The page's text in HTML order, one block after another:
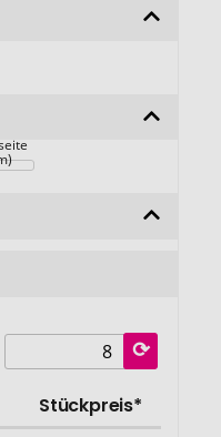
Stückpreis*